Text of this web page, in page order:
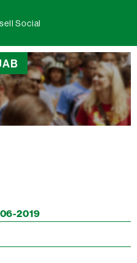
Social
2019